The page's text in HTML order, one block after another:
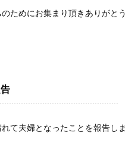
ためにお集まり頂きありがとう
て夫婦となったことを報告しま